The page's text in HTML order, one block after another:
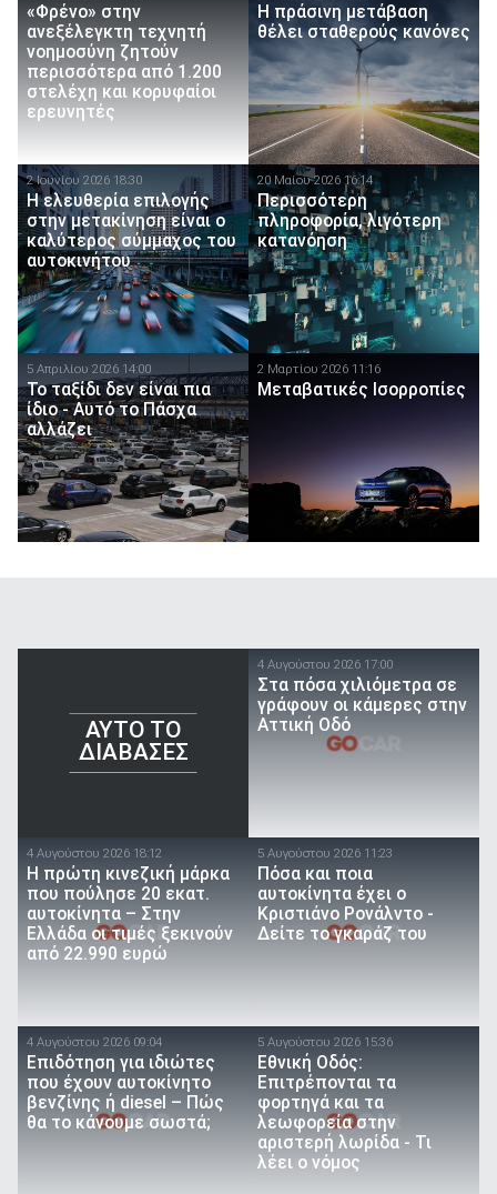
«Φρένο» στην
ανεξέλεγκτη τεχνητή
νοημοσύνη ζητούν
περισσότερα από 1.200
στελέχη και κορυφαίοι
ερευνητές
Η πράσινη μετάβαση
θέλει σταθερούς κανόνες
2 Ιουνίου 2026 18:30
Η ελευθερία επιλογής
στην μετακίνηση είναι ο
καλύτερος σύμμαχος του
αυτοκινήτου
20 Μαίου 2026 16:14
Περισσότερη
πληροφορία, λιγότερη
κατανόηση
5 Απριλίου 2026 14:00
Το ταξίδι δεν είναι πια
ίδιο - Αυτό το Πάσχα
αλλάζει
2 Μαρτίου 2026 11:16
Μεταβατικές Ισορροπίες
AYTO TO
ΔΙΑΒΑΣΕΣ
4 Αυγούστου 2026 17:00
Στα πόσα χιλιόμετρα σε
γράφουν οι κάμερες στην
Αττική Οδό
4 Αυγούστου 2026 18:12
Η πρώτη κινεζική μάρκα
που πούλησε 20 εκατ.
αυτοκίνητα – Στην
Ελλάδα οι τιμές ξεκινούν
από 22.990 ευρώ
5 Αυγούστου 2026 11:23
Πόσα και ποια
αυτοκίνητα έχει ο
Κριστιάνο Ρονάλντο -
Δείτε το γκαράζ του
4 Αυγούστου 2026 09:04
Επιδότηση για ιδιώτες
που έχουν αυτοκίνητο
βενζίνης ή diesel – Πώς
θα το κάνουμε σωστά;
5 Αυγούστου 2026 15:36
Εθνική Οδός:
Επιτρέπονται τα
φορτηγά και τα
λεωφορεία στην
αριστερή λωρίδα - Τι
λέει ο νόμος